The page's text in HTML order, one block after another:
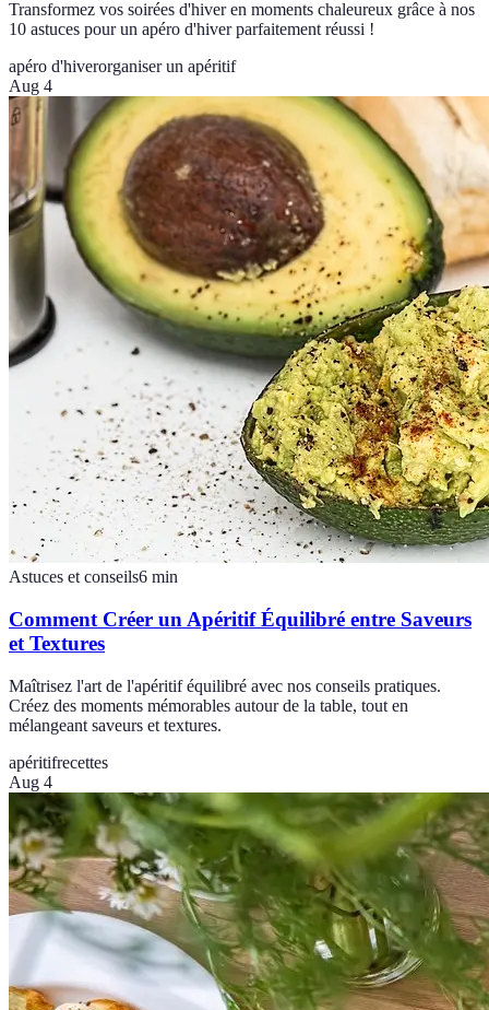
Transformez vos soirées d'hiver en moments chaleureux grâce à nos
10 astuces pour un apéro d'hiver parfaitement réussi !
apéro d'hiverorganiser un apéritif
Aug 4
Astuces et conseils6 min
Comment Créer un Apéritif Équilibré entre Saveurs
et Textures
Maîtrisez l'art de l'apéritif équilibré avec nos conseils pratiques.
Créez des moments mémorables autour de la table, tout en
mélangeant saveurs et textures.
apéritifrecettes
Aug 4